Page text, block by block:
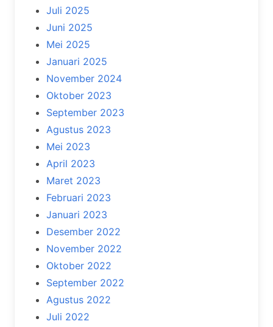
Juli 2025
Juni 2025
Mei 2025
Januari 2025
November 2024
Oktober 2023
September 2023
Agustus 2023
Mei 2023
April 2023
Maret 2023
Februari 2023
Januari 2023
Desember 2022
November 2022
Oktober 2022
September 2022
Agustus 2022
Juli 2022